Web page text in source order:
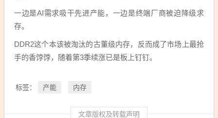
一边是AI需求吸干先进产能，一边是终端厂商被迫降级求
存。
DDR2这个本该被淘汰的古董级内存，反而成了市场上最抢
手的香饽饽，随着第3季续涨已是板上钉钉。
标签： 产能 内存
文章版权及转载声明